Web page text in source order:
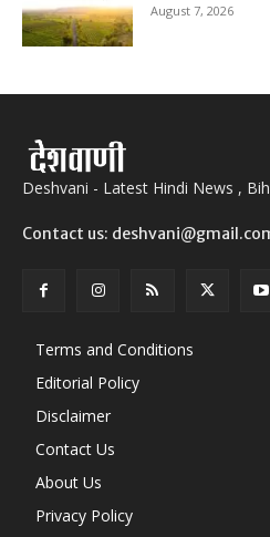
August 7, 2026
Deshvani - Latest Hindi News ,
Contact us:
Terms and Conditions
Editorial Policy
Disclaimer
Contact Us
About Us
Privacy Policy